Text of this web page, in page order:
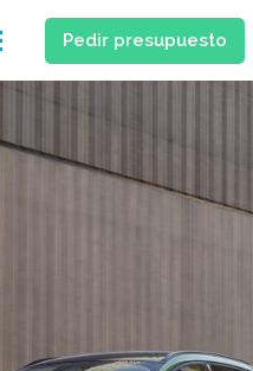
Pedir presupuesto